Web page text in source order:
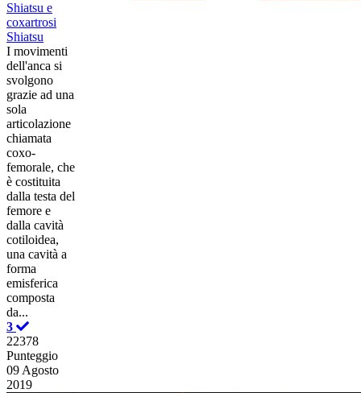
Shiatsu e
coxartrosi
Shiatsu
​I movimenti
dell'anca si
svolgono
grazie ad una
sola
articolazione
chiamata
coxo-
femorale, che
è costituita
dalla testa del
femore e
dalla cavità
cotiloidea,
una cavità a
forma
emisferica
composta
da...
3
22378
Punteggio
09 Agosto
2019